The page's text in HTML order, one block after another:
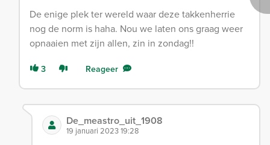
De enige plek ter wereld waar deze takkenherrie
nog de norm is haha. Nou we laten ons graag weer
opnaaien met zijn allen, zin in zondag!!
3 Reageer
De_meastro_uit_1908
19 januari 2023 19:28